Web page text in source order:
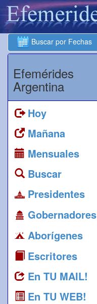
Buscar por Fechas
Efemérides
Argentina
Hoy
Mañana
Mensuales
Buscar
Presidentes
Gobernadores
Aborígenes
Escritores
En TU MAIL!
En TU WEB!